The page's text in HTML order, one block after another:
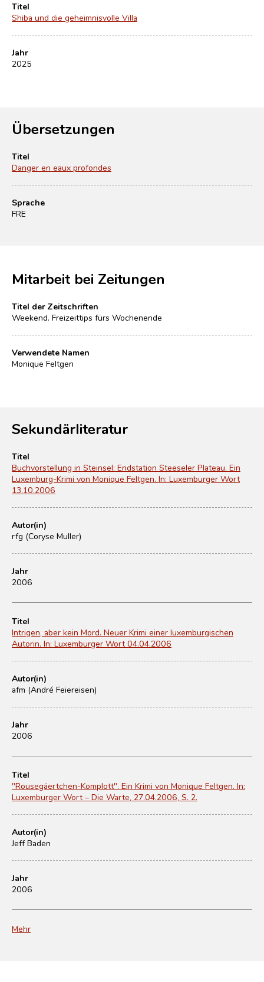
Titel
Shiba und die geheimnisvolle Villa
Jahr
2025
Übersetzungen
Titel
Danger en eaux profondes
Sprache
FRE
Mitarbeit bei Zeitungen
Titel der Zeitschriften
Weekend. Freizeittips fürs Wochenende
Verwendete Namen
Monique Feltgen
Sekundärliteratur
Titel
Buchvorstellung in Steinsel: Endstation Steeseler Plateau. Ein
Luxemburg-Krimi von Monique Feltgen. In: Luxemburger Wort
13.10.2006
Autor(in)
rfg (Coryse Muller)
Jahr
2006
Titel
Intrigen, aber kein Mord. Neuer Krimi einer luxemburgischen
Autorin. In: Luxemburger Wort 04.04.2006
Autor(in)
afm (André Feiereisen)
Jahr
2006
Titel
"Rousegäertchen-Komplott". Ein Krimi von Monique Feltgen. In:
Luxemburger Wort – Die Warte, 27.04.2006, S. 2.
Autor(in)
Jeff Baden
Jahr
2006
Mehr